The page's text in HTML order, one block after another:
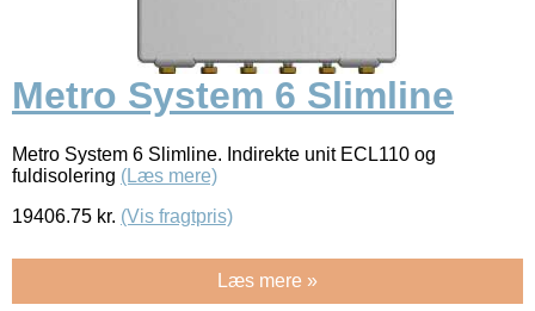
Metro System 6 Slimline
Metro System 6 Slimline. Indirekte unit ECL110 og
fuldisolering (Læs mere)
19406.75 kr. (Vis fragtpris)
Læs mere »